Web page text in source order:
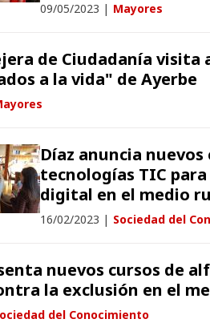
09/05/2023 | Mayores
de Ciudadanía visita
a la vida" de Ayerbe
Díaz anuncia
tecnologías TIC
digital en el medio
16/02/2023 | Sociedad del
nuevos cursos de
la exclusión en el
del Conocimiento